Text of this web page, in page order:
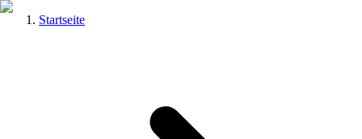
Startseite